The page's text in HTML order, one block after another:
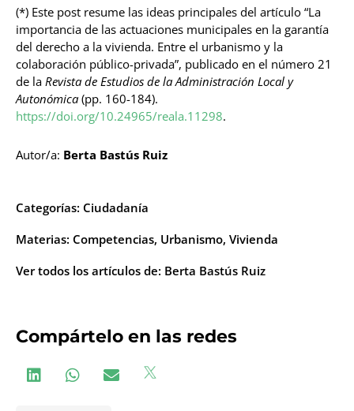
(*) Este post resume las ideas principales del artículo “La
importancia de las actuaciones municipales en la garantía
del derecho a la vivienda. Entre el urbanismo y la
colaboración público-privada”, publicado en el número 21
de la Revista de Estudios de la Administración Local y
Autonómica (pp. 160-184).
https://doi.org/10.24965/reala.11298.
Autor/a: Berta Bastús Ruiz
Categorías: Ciudadanía
Materias: Competencias, Urbanismo, Vivienda
Ver todos los artículos de: Berta Bastús Ruiz
Compártelo en las redes